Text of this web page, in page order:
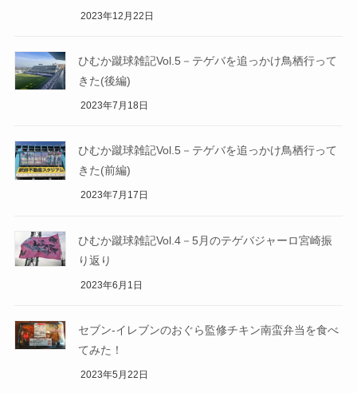
2023年12月22日
ひむか蹴球雑記Vol.5－テゲバを追っかけ鳥栖行って
きた(後編)
2023年7月18日
ひむか蹴球雑記Vol.5－テゲバを追っかけ鳥栖行って
きた(前編)
2023年7月17日
ひむか蹴球雑記Vol.4－5月のテゲバジャーロ宮崎振
り返り
2023年6月1日
セブン-イレブンのおぐら監修チキン南蛮弁当を食べ
てみた！
2023年5月22日